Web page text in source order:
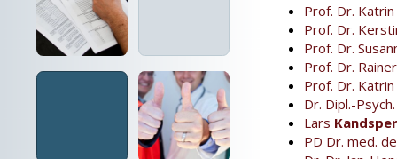
Prof. Dr.
Prof. Dr.
Prof. Dr.
Prof. Dr.
Prof. Dr.
Dr. Dipl.-
Lars
PD Dr. med.